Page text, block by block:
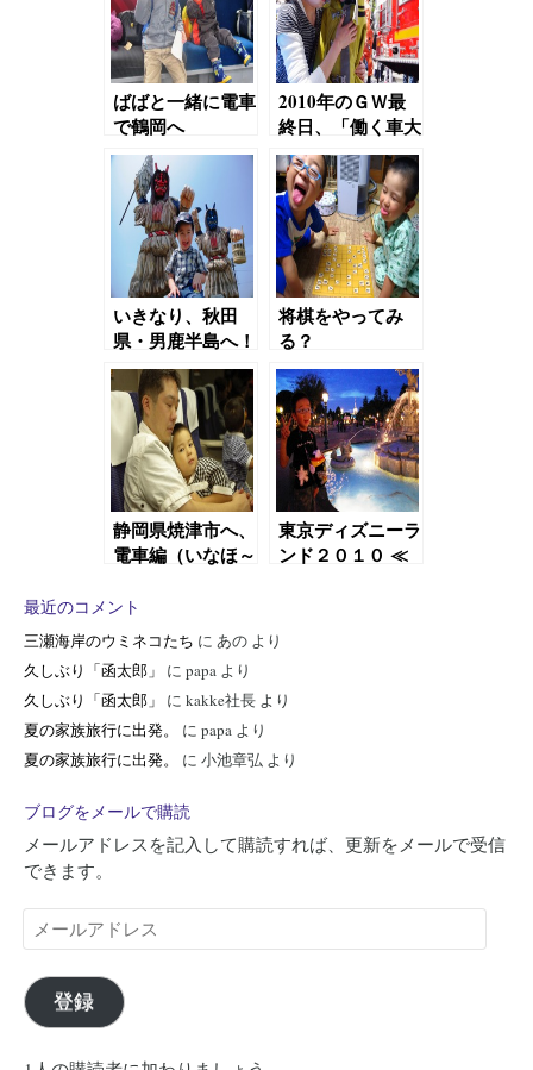
ばばと一緒に電車
で鶴岡へ
2010年のＧＷ最
終日、「働く車大
集合」の巻②
いきなり、秋田
県・男鹿半島へ！
将棋をやってみ
る？
静岡県焼津市へ、
電車編（いなほ～
東京ディズニーラ
ンド２０１０ ≪
最近のコメント
三瀬海岸のウミネコたち に あの より
久しぶり「函太郎」
に papa より
久しぶり「函太郎」
に kakke社長 より
夏の家族旅行に出発。
に papa より
夏の家族旅行に出発。
に 小池章弘 より
ブログをメールで購読
メールアドレスを記入して購読すれば、更新をメールで受信
できます。
メ
ー
ル
ア
ド
登録